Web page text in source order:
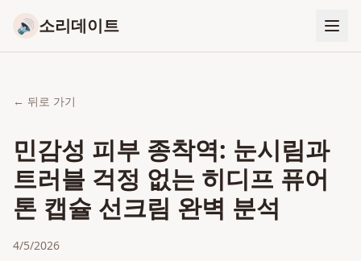
🔊 소리데이트
← 뒤로 가기
민감성 피부 종착역: 눈시림과
트러블 걱정 없는 히디프 퓨어
톤 캡슐 선크림 완벽 분석
4/5/2026